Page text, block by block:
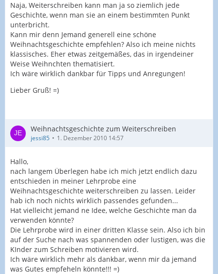
Naja, Weiterschreiben kann man ja so ziemlich jede
Geschichte, wenn man sie an einem bestimmten Punkt
unterbricht.
Kann mir denn Jemand generell eine schöne
Weihnachtsgeschichte empfehlen? Also ich meine nichts
klassisches. Eher etwas zeitgemäßes, das in irgendeiner
Weise Weihnchten thematisiert.
Ich wäre wirklich dankbar für Tipps und Anregungen!
Lieber Gruß! =)
Weihnachtsgeschichte zum Weiterschreiben
jessi85 1. Dezember 2010 14:57
Hallo,
nach langem Überlegen habe ich mich jetzt endlich dazu
entschieden in meiner Lehrprobe eine
Weihnachtsgeschichte weiterschreiben zu lassen. Leider
hab ich noch nichts wirklich passendes gefunden...
Hat vielleicht jemand ne Idee, welche Geschichte man da
verwenden könnte?
Die Lehrprobe wird in einer dritten Klasse sein. Also ich bin
auf der Suche nach was spannenden oder lustigen, was die
KInder zum Schreiben motivieren wird.
Ich wäre wirklich mehr als dankbar, wenn mir da jemand
was Gutes empfeheln könnte!!! =)